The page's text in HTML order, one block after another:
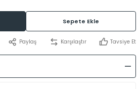
Sepete Ekle
Paylaş Karşılaştır Tavsiye Et